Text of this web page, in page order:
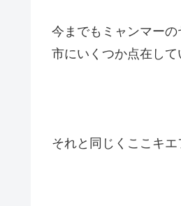
今までもミャンマー
市にいくつか点在し
それと同じくここキ